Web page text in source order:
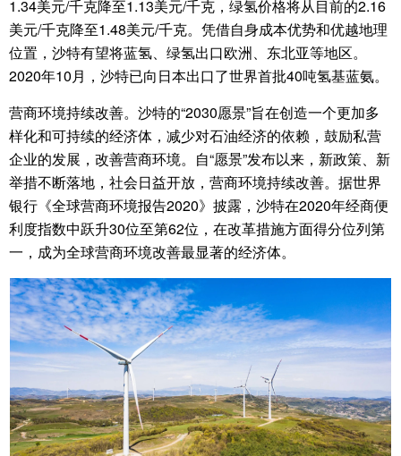
1.34美元/千克降至1.13美元/千克，绿氢价格将从目前的2.16
美元/千克降至1.48美元/千克。凭借自身成本优势和优越地理
位置，沙特有望将蓝氢、绿氢出口欧洲、东北亚等地区。
2020年10月，沙特已向日本出口了世界首批40吨氢基蓝氨。
营商环境持续改善。沙特的“2030愿景”旨在创造一个更加多
样化和可持续的经济体，减少对石油经济的依赖，鼓励私营
企业的发展，改善营商环境。自“愿景”发布以来，新政策、新
举措不断落地，社会日益开放，营商环境持续改善。据世界
银行《全球营商环境报告2020》披露，沙特在2020年经商便
利度指数中跃升30位至第62位，在改革措施方面得分位列第
一，成为全球营商环境改善最显著的经济体。